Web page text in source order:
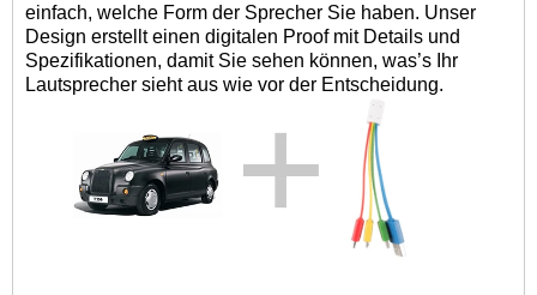
einfach, welche Form der Sprecher Sie haben. Unser
Design erstellt einen digitalen Proof mit Details und
Spezifikationen, damit Sie sehen können, was’s Ihr
Lautsprecher sieht aus wie vor der Entscheidung.